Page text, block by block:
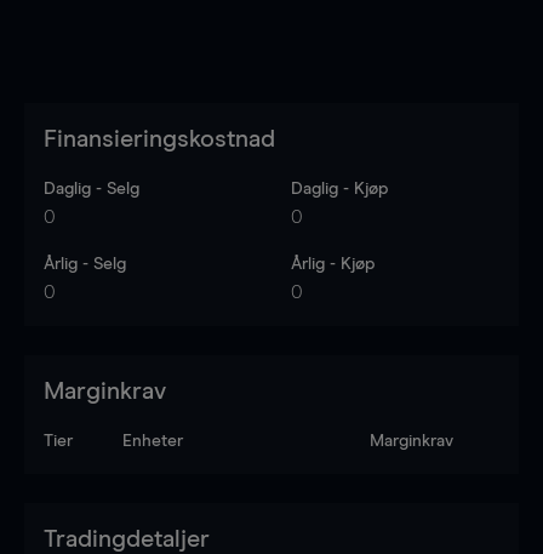
Finansieringskostnad
Daglig - Selg
0
Daglig - Kjøp
0
Årlig - Selg
0
Årlig - Kjøp
0
Marginkrav
Tier Enheter Marginkrav
Tradingdetaljer